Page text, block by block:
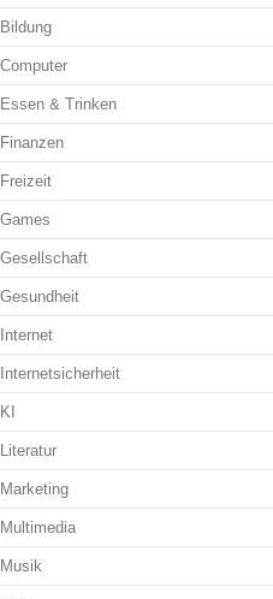
Bildung
Computer
Essen & Trinken
Finanzen
Freizeit
Games
Gesellschaft
Gesundheit
Internet
Internetsicherheit
KI
Literatur
Marketing
Multimedia
Musik